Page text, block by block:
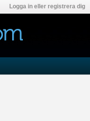
Logga in eller registrera dig